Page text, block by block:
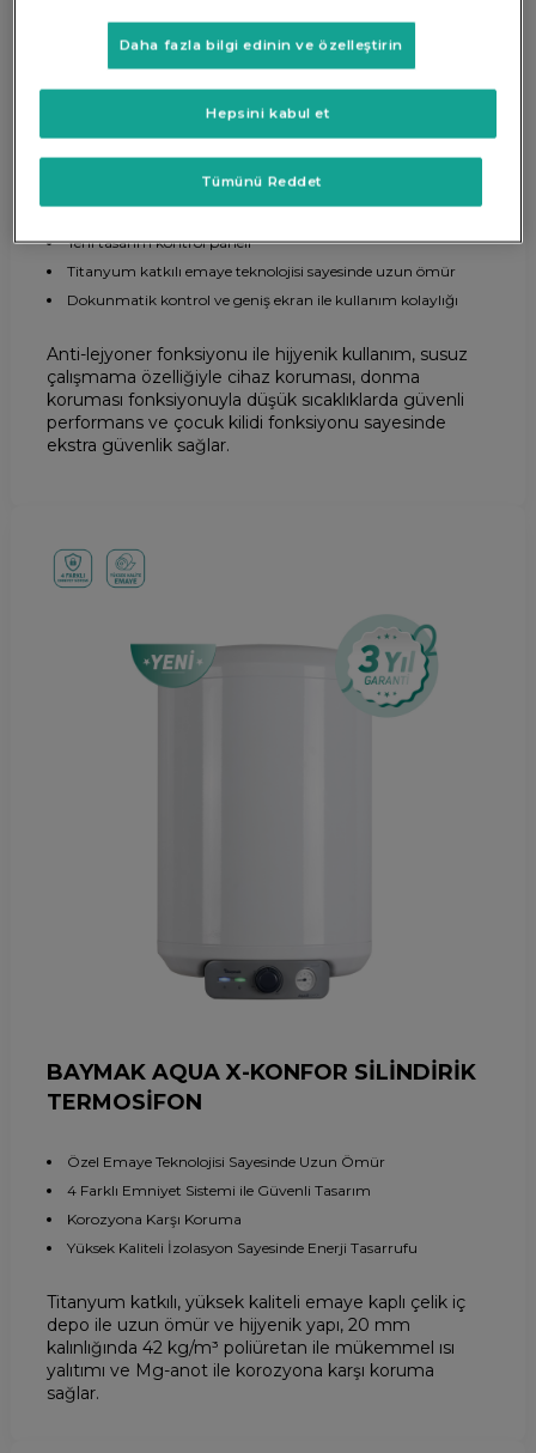
BAYMAK AQUA X-TOUCH
Yeni tasarım kontrol paneli
Titanyum katkılı emaye teknolojisi sayesinde uzun ömür
Dokunmatik kontrol ve geniş ekran ile kullanım kolaylığı
Anti-lejyoner fonksiyonu ile hijyenik kullanım, susuz
çalışmama özelliğiyle cihaz koruması, donma
koruması fonksiyonuyla düşük sıcaklıklarda güvenli
performans ve çocuk kilidi fonksiyonu sayesinde
ekstra güvenlik sağlar.
BAYMAK AQUA X-KONFOR SİLİNDİRİK
TERMOSİFON
Özel Emaye Teknolojisi Sayesinde Uzun Ömür
4 Farklı Emniyet Sistemi ile Güvenli Tasarım
Korozyona Karşı Koruma
Yüksek Kaliteli İzolasyon Sayesinde Enerji Tasarrufu
Titanyum katkılı, yüksek kaliteli emaye kaplı çelik iç
depo ile uzun ömür ve hijyenik yapı, 20 mm
kalınlığında 42 kg/m³ poliüretan ile mükemmel ısı
yalıtımı ve Mg-anot ile korozyona karşı koruma
sağlar.
Daha fazla bilgi edinin ve özelleştirin
Tümünü Reddet
Hepsini kabul et